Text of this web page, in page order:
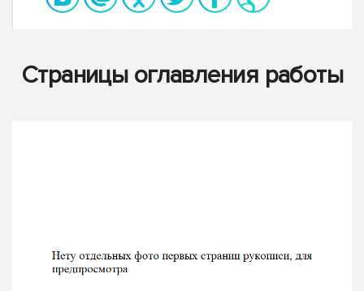
Страницы оглавления работы